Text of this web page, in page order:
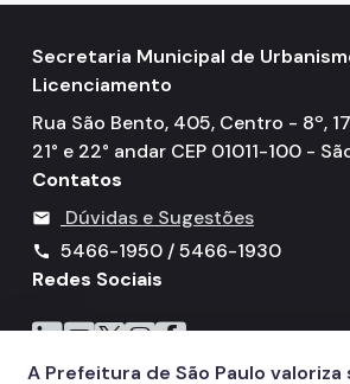
Secretaria Municipal de
Licenciamento
Rua São Bento, 405, Centro - 8º,
21° e 22° andar CEP 01011-100 -
Contatos
mail Dúvidas e Sugestões
call
5466-1950 / 5466-1930
Redes Sociais
Icone do LinkedIn
Icone do YouTube
Icone do X
Icone do Instagram
Icone do Facebook
A Prefeitura de São Paulo